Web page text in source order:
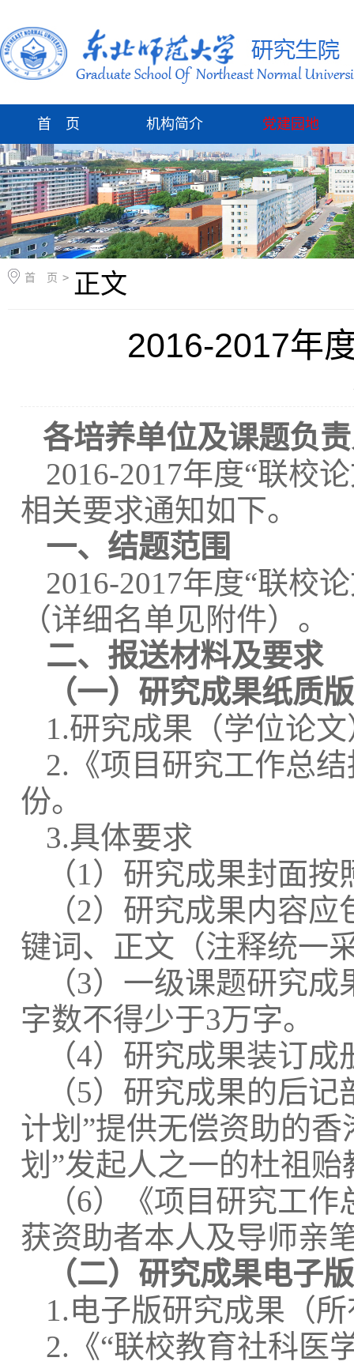
首 页 机构简介 党建园地
首 页 > 正文
2016-2017年
各培养单位及课题负
2016-2017年度“联校
相关要求通知如下。
一、结题范围
2016-2017年度“联校
（详细名单见附件）。
二、报送材料及要求
（一）研究成果纸质
1.研究成果（学位论
2. 《项目研究工作总
份。
3.具体要求
（1）研究成果封面按
（2）研究成果内容应
键词、正文（注释统一
（3）一级课题研究成
字数不得少于3万字。
（4）研究成果装订成
（5）研究成果的后记
计划 ”提供无偿资助的
划 ”发起人之一的杜祖
（6）《项目研究工作
获资助者本人及导师亲
（二）研究成果电子
1.电子版研究成果（
2. 《“联校教育社科医